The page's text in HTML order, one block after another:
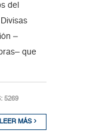
del
–
que
5269
LEER MÁS